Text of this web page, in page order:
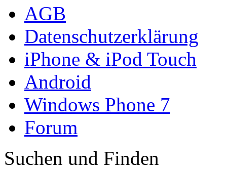
AGB
Datenschutzerklärung
iPhone & iPod Touch
Android
Windows Phone 7
Forum
Suchen und Finden